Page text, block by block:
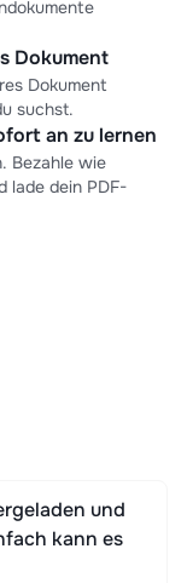
Dokument
Dokument
suchst.
an zu lernen
Bezahle wie
lade dein PDF-
und
kann es